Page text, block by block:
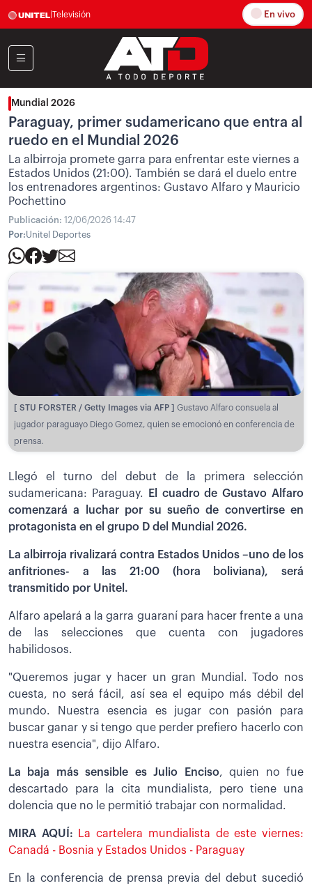
Televisión En vivo
Mundial 2026
Paraguay, primer sudamericano que entra al
ruedo en el Mundial 2026
La albirroja promete garra para enfrentar este viernes a
Estados Unidos (21:00). También se dará el duelo entre
los entrenadores argentinos: Gustavo Alfaro y Mauricio
Pochettino
Publicación: 12/06/2026 14:47
Por:Unitel Deportes
[ STU FORSTER / Getty Images via AFP ] Gustavo Alfaro consuela al
jugador paraguayo Diego Gomez, quien se emocionó en conferencia de
prensa.
Llegó el turno del debut de la primera selección
sudamericana: Paraguay.
El cuadro de Gustavo Alfaro
comenzará a luchar por su sueño de convertirse en
protagonista en el grupo D del Mundial 2026.
La albirroja rivalizará contra Estados Unidos –uno de los
anfitriones- a las 21:00 (hora boliviana), será
transmitido por Unitel.
Alfaro apelará a la garra guaraní para hacer frente a una
de las selecciones que cuenta con jugadores
habilidosos.
"Queremos jugar y hacer un gran Mundial. Todo nos
cuesta, no será fácil, así sea el equipo más débil del
mundo. Nuestra esencia es jugar con pasión para
buscar ganar y si tengo que perder prefiero hacerlo con
nuestra esencia", dijo Alfaro.
La baja más sensible es Julio Enciso,
quien no fue
descartado para la cita mundialista, pero tiene una
dolencia que no le permitió trabajar con normalidad.
MIRA AQUÍ:
La cartelera mundialista de este viernes:
Canadá - Bosnia y Estados Unidos - Paraguay
En la conferencia de prensa previa del debut sucedió